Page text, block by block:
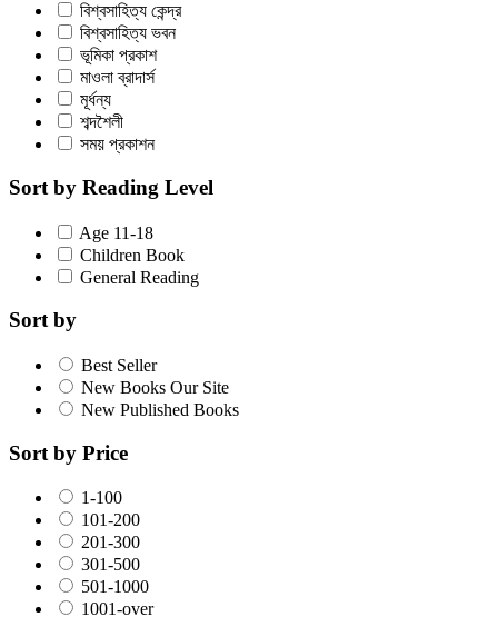
বিশ্বসাহিত্য কেন্দ্র
বিশ্বসাহিত্য ভবন
ভূমিকা প্রকাশ
মাওলা ব্রাদার্স
মূর্ধন্য
শব্দশৈলী
সময় প্রকাশন
Sort by Reading Level
Age 11-18
Children Book
General Reading
Sort by
Best Seller
New Books Our Site
New Published Books
Sort by Price
1-100
101-200
201-300
301-500
501-1000
1001-over